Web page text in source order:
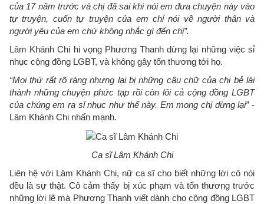
của 17 năm trước và chị đã sai khi nói em đưa chuyện này vào
tự truyện, cuốn tự truyện của em chỉ nói về người thân và
người yêu của em chứ không nhắc gì đến chị”.
Lâm Khánh Chi hi vọng Phương Thanh dừng lại những việc sỉ
nhục cộng đồng LGBT, và không gây tổn thương tới họ.
“Mọi thứ rất rõ ràng nhưng lại bị những câu chữ của chị bẻ lái
thành những chuyện phức tạp rồi còn lôi cả cộng đồng LGBT
của chúng em ra sỉ nhục như thế này. Em mong chị dừng lại” -
Lâm Khánh Chi nhấn mạnh.
Ca sĩ Lâm Khánh Chi
Liên hệ với Lâm Khánh Chi, nữ ca sĩ cho biết những lời cô nói
đều là sự thật. Cô cảm thấy bị xúc phạm và tổn thương trước
những lời lẽ mà Phương Thanh viết dành cho cộng đồng LGBT